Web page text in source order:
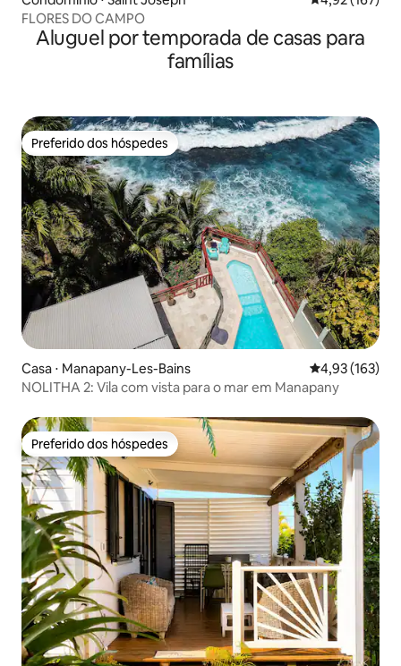
FLORES DO CAMPO
Aluguel por temporada de casas para
famílias
Preferido dos hóspedes
Preferido dos hóspedes
Casa ⋅ Manapany-Les-Bains 4,93 de uma
4,93 (163)
NOLITHA 2: Vila com vista para o mar em Manapany
Preferido dos hóspedes
Preferido dos hóspedes